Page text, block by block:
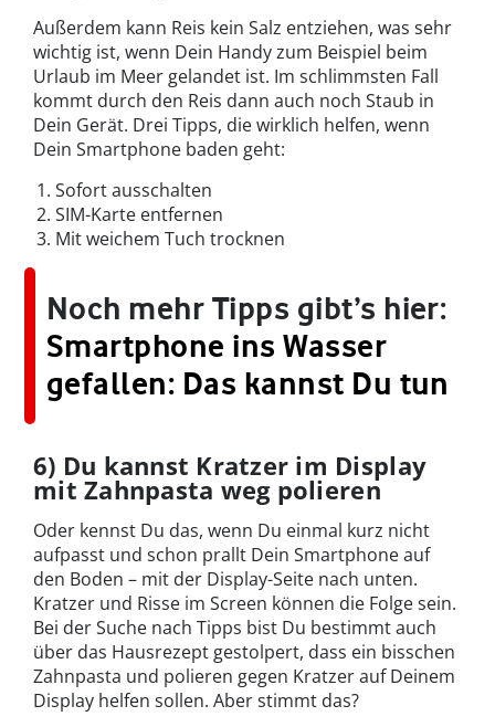
Außerdem kann Reis kein Salz entziehen, was sehr
wichtig ist, wenn Dein Handy zum Beispiel beim
Urlaub im Meer gelandet ist. Im schlimmsten Fall
kommt durch den Reis dann auch noch Staub in
Dein Gerät. Drei Tipps, die wirklich helfen, wenn
Dein Smartphone baden geht:
Sofort ausschalten
SIM-Karte entfernen
Mit weichem Tuch trocknen
Noch mehr Tipps gibt’s hier:
Smartphone ins Wasser
gefallen: Das kannst Du tun
6) Du kannst Kratzer im Display
mit Zahnpasta weg polieren
Oder kennst Du das, wenn Du einmal kurz nicht
aufpasst und schon prallt Dein Smartphone auf
den Boden – mit der Display-Seite nach unten.
Kratzer und Risse im Screen können die Folge sein.
Bei der Suche nach Tipps bist Du bestimmt auch
über das Hausrezept gestolpert, dass ein bisschen
Zahnpasta und polieren gegen Kratzer auf Deinem
Display helfen sollen. Aber stimmt das?